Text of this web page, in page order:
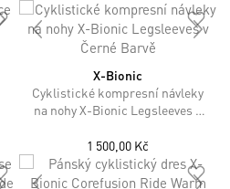
X-Bionic
Cyklistické kompresní návleky
na nohy X-Bionic Legsleeves v
1 500,00 Kč